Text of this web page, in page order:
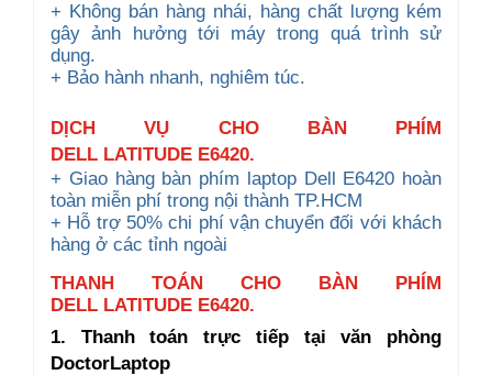
+ Không bán hàng nhái, hàng chất lượng kém
gây ảnh hưởng tới máy trong quá trình sử
dụng.
+ Bảo hành nhanh, nghiêm túc.
DỊCH VỤ CHO BÀN PHÍM
DELL LATITUDE E6420.
+ Giao hàng bàn phím laptop Dell E6420 hoàn
toàn miễn phí trong nội thành TP.HCM
+ Hỗ trợ 50% chi phí vận chuyển đối với khách
hàng ở các tỉnh ngoài
THANH TOÁN CHO BÀN PHÍM
DELL LATITUDE E6420.
1. Thanh toán trực tiếp tại văn phòng
DoctorLaptop